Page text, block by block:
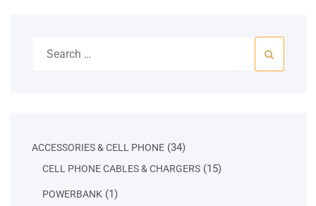
ACCESSORIES & CELL PHONE 3434
products
CELL PHONE CABLES & CHARGERS 1515
POWERBANK 11